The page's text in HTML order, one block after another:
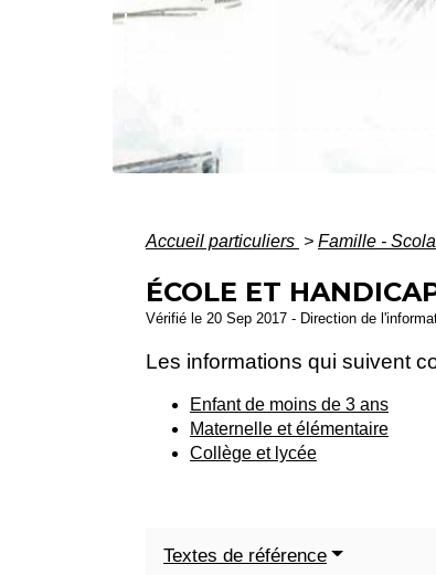
Accueil particuliers > Famille -
ÉCOLE ET
Vérifié le 20 Sep 2017 - Direction de
Les informations qui suivent
Enfant de moins de 3 ans
Maternelle et élémentaire
Collège et lycée
Textes de référence